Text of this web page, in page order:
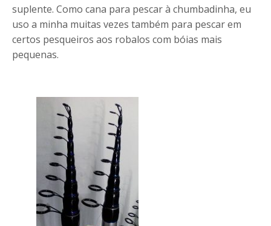
suplente. Como cana para pescar à chumbadinha, eu
uso a minha muitas vezes também para pescar em
certos pesqueiros aos robalos com bóias mais
pequenas.